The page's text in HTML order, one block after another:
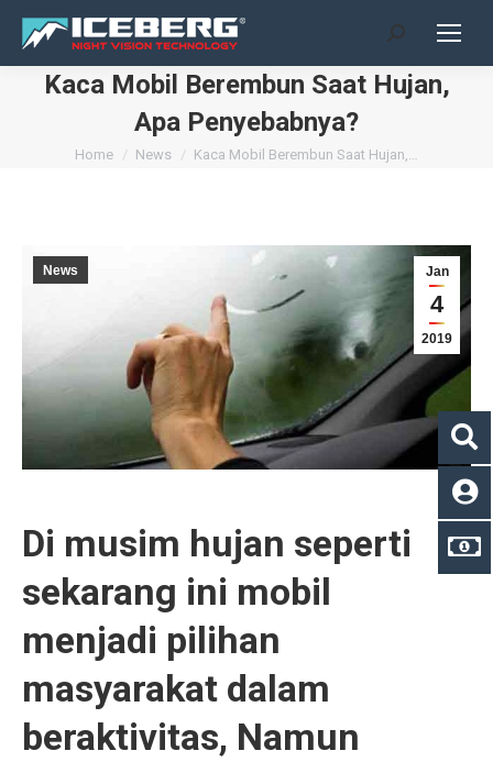
Search:
Kaca Mobil Berembun Saat Hujan,
Apa Penyebabnya?
You are here:
Home News Kaca Mobil Berembun Saat Hujan,…
Jan
4
2019
News
Di musim hujan seperti
sekarang ini mobil
menjadi pilihan
masyarakat dalam
beraktivitas, Namun